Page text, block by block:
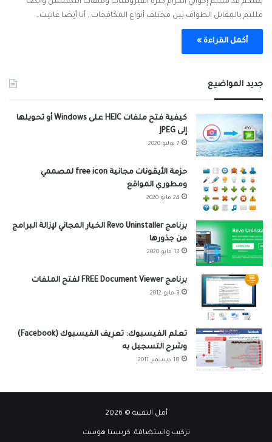
مللتم بالمقابل الطواف بين مختلف أنواع المكافحات.. أنا أيضا عانيت…
أكمل القراءة »
جديد المواضيع
كيفية فتح ملفات HEIC على Windows أو تحويلها
إلى JPEG
7 يوليو 2020
حزمة الأيقونات مجانية free icon لمصممي
ومطوري المواقع
24 مايو 2020
برنامج Revo Uninstaller الخيار المجاني لإزالة البرامج
من جذورها
13 مايو 2020
برنامج FREE Document Viewer لفتح الملفات
3 مايو 2012
تعلم الفيسبوك: تعريف الفيسبوك (Facebook)
وشرح التسجيل به
18 ديسمبر 2011
أمل التقنية © 2026
تركيب واستضافة: كريستا هوست